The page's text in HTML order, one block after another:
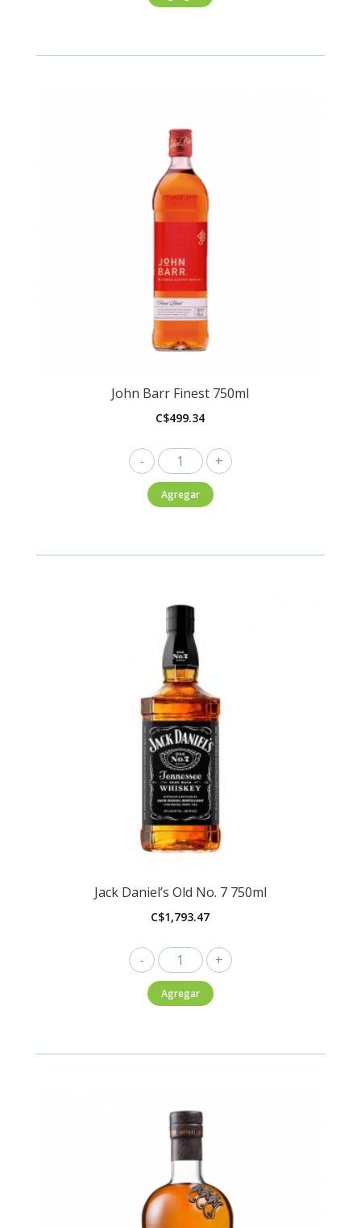
John Barr Finest 750ml
C$499.34
John
Barr
Finest
Agregar
Jack Daniel’s Old No. 7 750ml
C$1,793.47
Jack
Daniel's
Old
Agregar